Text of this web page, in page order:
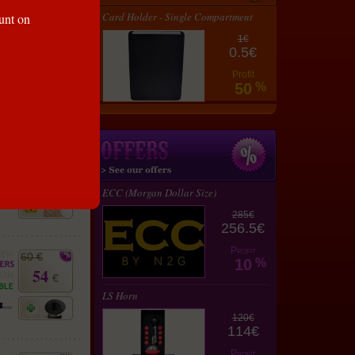
60 €
54 €
Card Holder - Single Compartment
1€
0.5€
Profit
50 %
ECC (Morgan Dollar Size)
285€
256.5€
Profit
10 %
LS Horn
120€
114€
on